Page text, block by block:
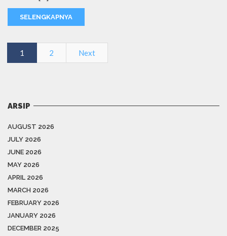
SELENGKAPNYA
1 2 Next
ARSIP
AUGUST 2026
JULY 2026
JUNE 2026
MAY 2026
APRIL 2026
MARCH 2026
FEBRUARY 2026
JANUARY 2026
DECEMBER 2025